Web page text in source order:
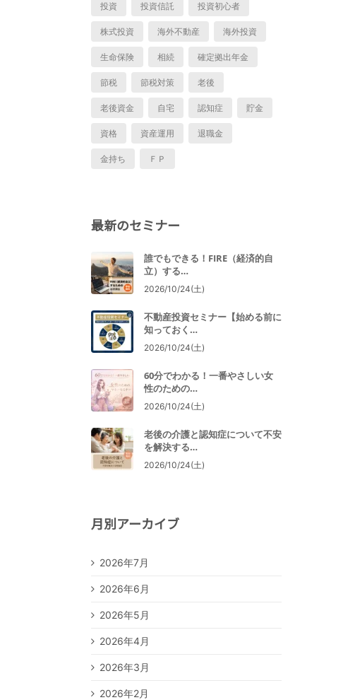
投資 投資信託 投資初心者
株式投資 海外不動産 海外投資
生命保険 相続 確定拠出年金
節税 節税対策 老後
老後資金 自宅 認知症 貯金
資格 資産運用 退職金
金持ち ＦＰ
最新のセミナー
誰でもできる！FIRE（経済的自
立）する…
2026/10/24(土)
不動産投資セミナー【始める前に
知っておく…
2026/10/24(土)
60分でわかる！一番やさしい女
性のための…
2026/10/24(土)
老後の介護と認知症について不安
を解決する…
2026/10/24(土)
月別アーカイブ
2026年7月
2026年6月
2026年5月
2026年4月
2026年3月
2026年2月